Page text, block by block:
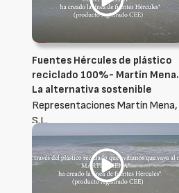
Fuentes Hércules de plástico
reciclado 100%- Martín Mena.
La alternativa sostenible
Representaciones Martín Mena,
S.L.